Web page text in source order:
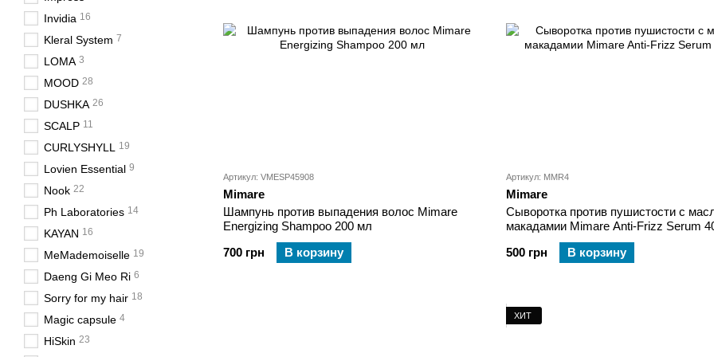
Артикул: VMESP45908
Mimare
Шампунь против выпадения волос Mimare
Energizing Shampoo 200 мл
700 грн
В корзину
Артикул: MMR4
Mimare
Сыворотка против пушистости с
макадамии Mimare Anti-Frizz Serum
500 грн
В корзину
ХИТ
Invidia 16
Kleral System 7
LOMA 3
MOOD 28
DUSHKA 26
SCALP 11
CURLYSHYLL 19
Lovien Essential 9
Nook 22
Ph Laboratories 14
KAYAN 16
MeMademoiselle 19
Daeng Gi Meo Ri 6
Sorry for my hair 18
Magic capsule 4
HiSkin 23